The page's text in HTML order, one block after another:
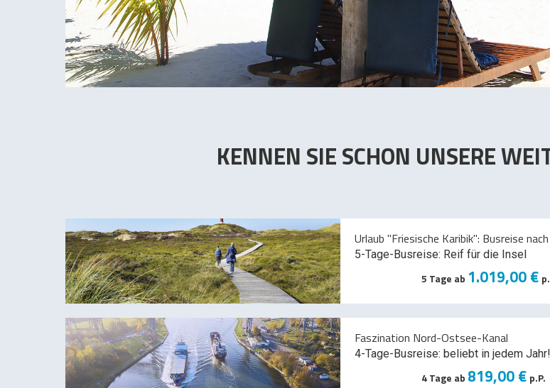
KENNEN SIE SCHON UNSERE
Urlaub "Friesische Karibik": Busreise
5-Tage-Busreise: Reif für die Insel
5 Tage ab 1.019,00 €
Faszination Nord-Ostsee-Kanal
4-Tage-Busreise: beliebt in jedem Jahr!
4 Tage ab 819,00 € p.P.